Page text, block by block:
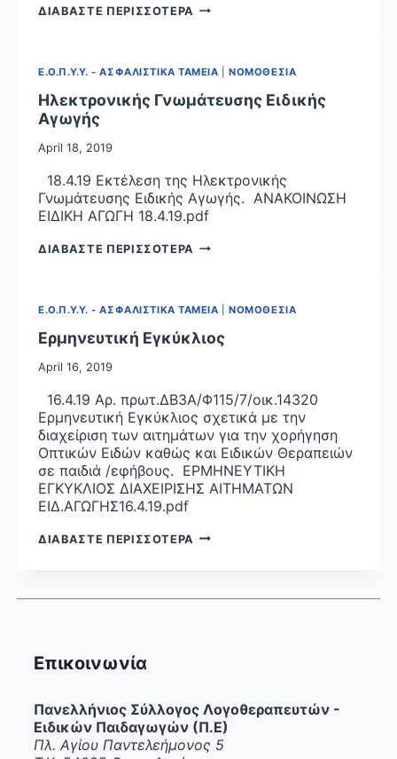
ΔΙΑΒΑΣΤΕ ΠΕΡΙΣΣΟΤΕΡΑ ΦΑΚΕΛΟΣ
ΠΡΟΣΤΑΤΕΥΟΜΕΝΑ
ΜΕΛΗ
Ε.Ο.Π.Υ.Υ. - ΑΣΦΑΛΙΣΤΙΚΑ ΤΑΜΕΙΑ |ΝΟΜΟΘΕΣΙΑ
Ηλεκτρονικής Γνωμάτευσης Ειδικής
Αγωγής
April 18, 2019
18.4.19 Εκτέλεση της Ηλεκτρονικής
Γνωμάτευσης Ειδικής Αγωγής. ΑΝΑΚΟΙΝΩΣΗ
ΕΙΔΙΚΗ ΑΓΩΓΗ 18.4.19.pdf
ΔΙΑΒΑΣΤΕ ΠΕΡΙΣΣΟΤΕΡΑ ΗΛΕΚΤΡΟΝΙΚΗΣ
Ε.Ο.Π.Υ.Υ. - ΑΣΦΑΛΙΣΤΙΚΑ ΤΑΜΕΙΑ |ΝΟΜΟΘΕΣΙΑ
Ερμηνευτική Εγκύκλιος
April 16, 2019
16.4.19 Αρ. πρωτ.ΔΒ3Α/Φ115/7/οικ.14320
Ερμηνευτική Εγκύκλιος σχετικά με την
διαχείριση των αιτημάτων για την χορήγηση
Οπτικών Ειδών καθώς και Ειδικών Θεραπειών
σε παιδιά /εφήβους. ΕΡΜΗΝΕΥΤΙΚΗ
ΕΓΚΥΚΛΙΟΣ ΔΙΑΧΕΙΡΙΣΗΣ ΑΙΤΗΜΑΤΩΝ
ΕΙΔ.ΑΓΩΓΗΣ16.4.19.pdf
ΔΙΑΒΑΣΤΕ ΠΕΡΙΣΣΟΤΕΡΑ ΕΡΜΗΝΕΥΤΙΚΗ
Επικοινωνία
Πανελλήνιος Σύλλογος Λογοθεραπευτών -
Ειδικών Παιδαγωγών (Π.Ε)
Πλ. Αγίου Παντελεήμονος 5